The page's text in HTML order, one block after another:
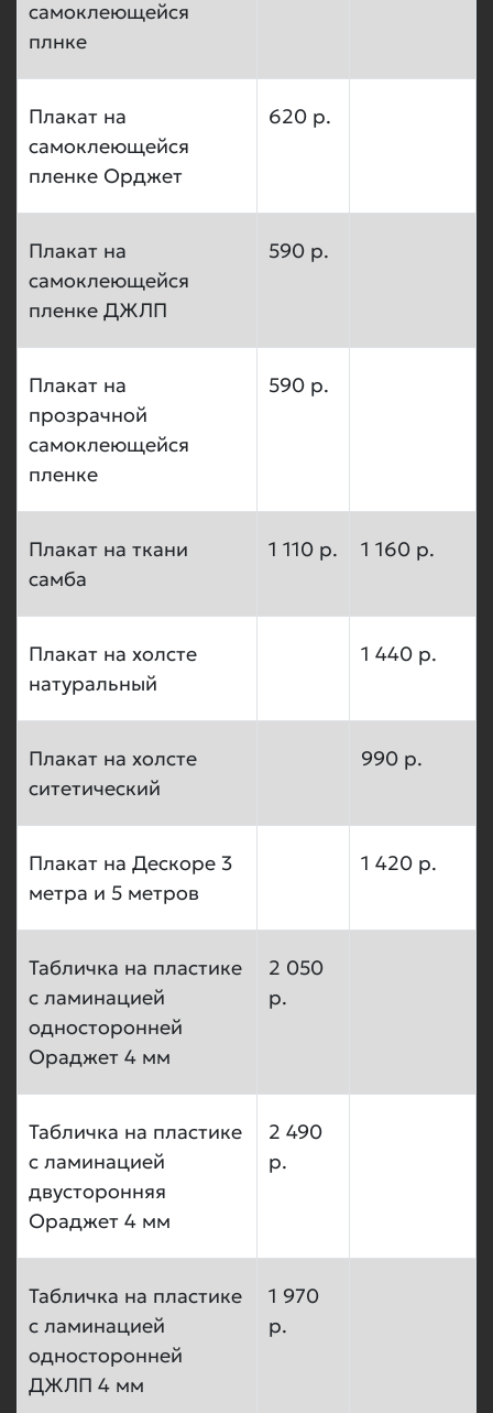
самоклеющейся
плнке
Плакат на
самоклеющейся
пленке Орджет
620 р.
Плакат на
самоклеющейся
пленке ДЖЛП
590 р.
Плакат на
прозрачной
самоклеющейся
пленке
590 р.
Плакат на ткани
самба
1 110 р. 1 160 р.
Плакат на холсте
натуральный
1 440 р.
Плакат на холсте
ситетический
990 р.
Плакат на Дескоре 3
метра и 5 метров
1 420 р.
Табличка на пластике
с ламинацией
односторонней
Ораджет 4 мм
2 050
р.
Табличка на пластике
с ламинацией
двусторонняя
Ораджет 4 мм
2 490
р.
Табличка на пластике
с ламинацией
односторонней
ДЖЛП 4 мм
1 970
р.